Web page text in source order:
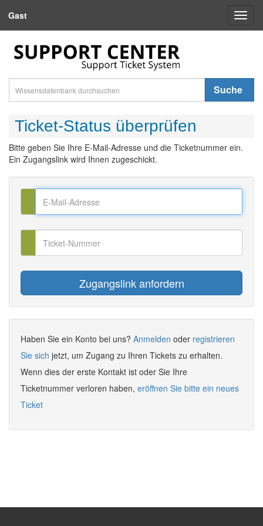
Gast
Suche
Ticket-Status überprüfen
Bitte geben Sie Ihre E-Mail-Adresse und die Ticketnummer ein.
Ein Zugangslink wird Ihnen zugeschickt.
Haben Sie ein Konto bei uns? Anmelden oder registrieren
Sie sich jetzt, um Zugang zu Ihren Tickets zu erhalten.
Wenn dies der erste Kontakt ist oder Sie Ihre
Ticketnummer verloren haben, eröffnen Sie bitte ein neues
Ticket